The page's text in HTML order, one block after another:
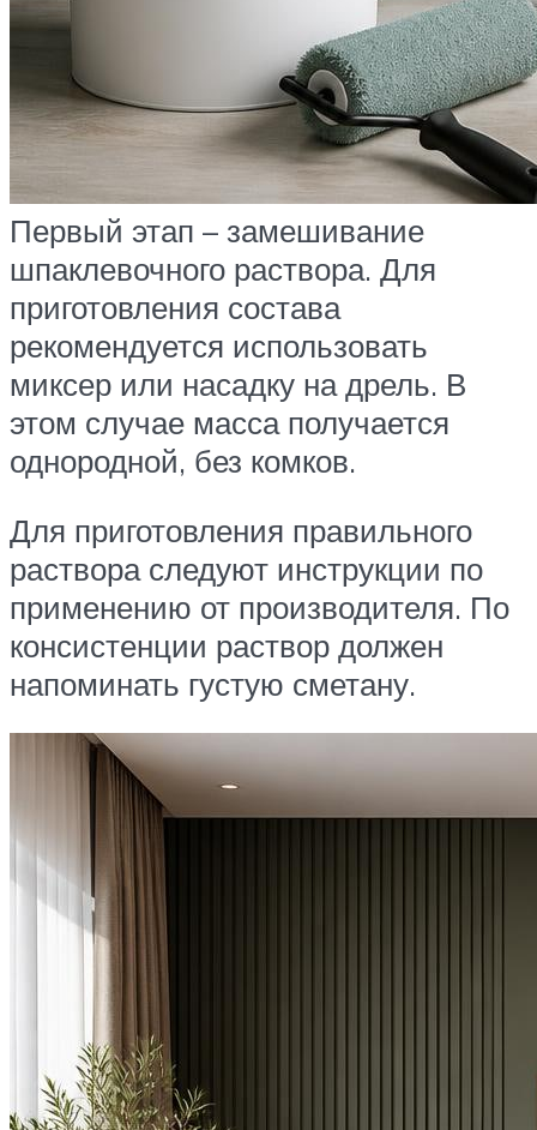
Первый этап – замешивание
шпаклевочного раствора. Для
приготовления состава
рекомендуется использовать
миксер или насадку на дрель. В
этом случае масса получается
однородной, без комков.
Для приготовления правильного
раствора следуют инструкции по
применению от производителя. По
консистенции раствор должен
напоминать густую сметану.